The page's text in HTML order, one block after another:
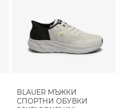
BLAUER МЪЖКИ
СПОРТНИ ОБУВКИ